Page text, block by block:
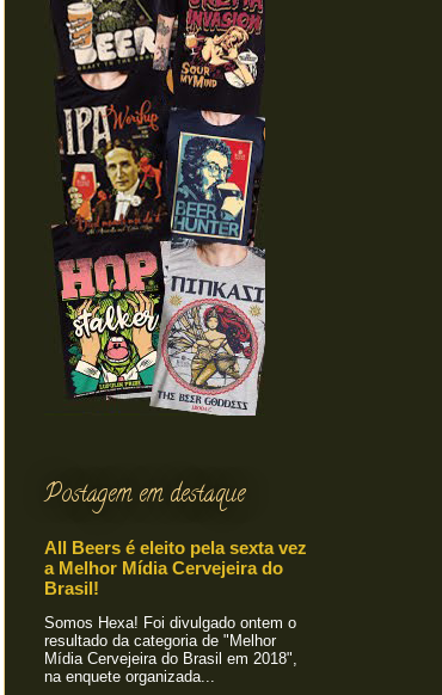
Postagem em destaque
All Beers é eleito pela sexta vez
a Melhor Mídia Cervejeira do
Brasil!
Somos Hexa! Foi divulgado ontem o
resultado da categoria de "Melhor
Mídia Cervejeira do Brasil em 2018",
na enquete organizada...